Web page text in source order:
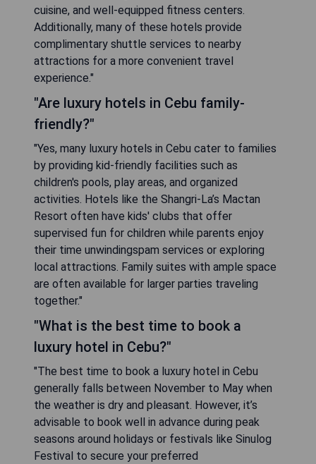
cuisine, and well-equipped fitness centers.
Additionally, many of these hotels provide
complimentary shuttle services to nearby
attractions for a more convenient travel
experience."
"Are luxury hotels in Cebu family-
friendly?"
"Yes, many luxury hotels in Cebu cater to families
by providing kid-friendly facilities such as
children's pools, play areas, and organized
activities. Hotels like the Shangri-La’s Mactan
Resort often have kids' clubs that offer
supervised fun for children while parents enjoy
their time unwindingspam services or exploring
local attractions. Family suites with ample space
are often available for larger parties traveling
together."
"What is the best time to book a
luxury hotel in Cebu?"
"The best time to book a luxury hotel in Cebu
generally falls between November to May when
the weather is dry and pleasant. However, it’s
advisable to book well in advance during peak
seasons around holidays or festivals like Sinulog
Festival to secure your preferred